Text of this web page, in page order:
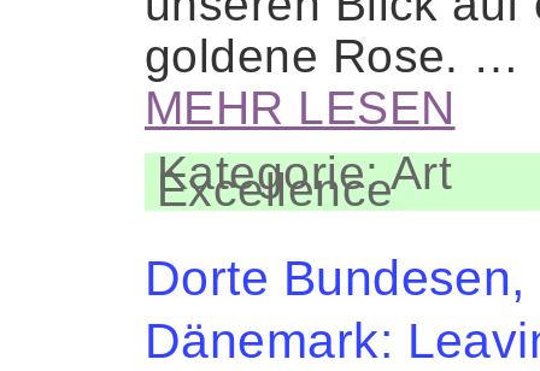
goldene Rose. …
MEHR LESEN
Kategorie: Art
Excellence
Dorte Bundesen,
Dänemark: